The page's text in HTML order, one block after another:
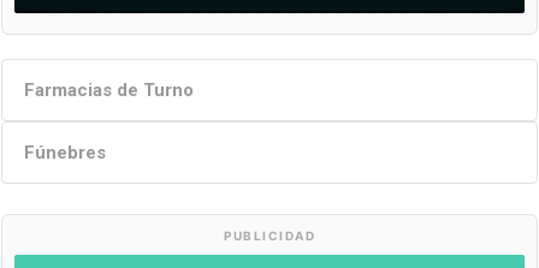
Farmacias de Turno
Fúnebres
PUBLICIDAD